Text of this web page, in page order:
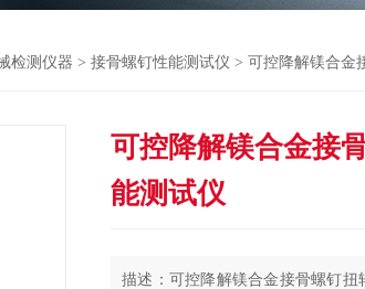
检测仪器 > 接骨螺钉性能测试仪 > 可控降解镁合金
可控降解镁合金接
能测试仪
描述：可控降解镁合金接骨螺钉扭